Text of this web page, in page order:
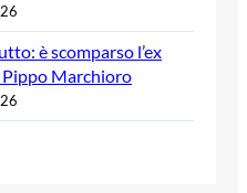
è scomparso l’ex
Marchioro